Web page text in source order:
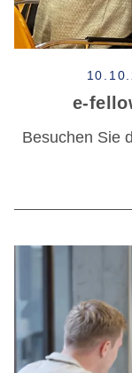
e-
Besuchen Sie